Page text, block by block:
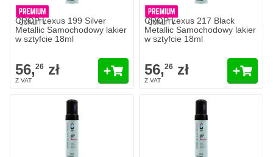
CROP Lexus 199 Silver
Metallic Samochodowy lakier
w sztyfcie 18ml
56,26 zł
CROP Lexus 217 Black
Metallic Samochodowy lakier
w sztyfcie 18ml
56,26 zł